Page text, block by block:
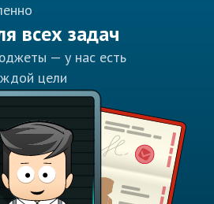
всех задач
— у нас есть
цели